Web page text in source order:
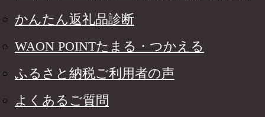
かんたん返礼品診断
WAON POINTたまる・つかえる
ふるさと納税ご利用者の声
よくあるご質問